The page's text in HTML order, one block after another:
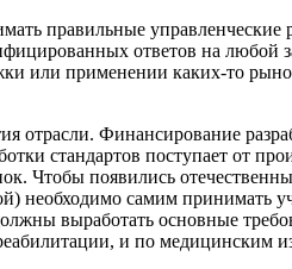
правильные
ответов на любой
или применении каких-то
отрасли. Финансирование
стандартов поступает от
Чтобы появились
необходимо самим принимать
выработать основные
и по медицинским